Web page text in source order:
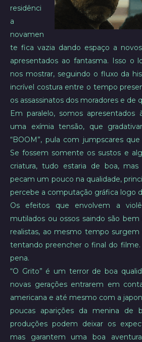
residênci
a
novamen
te fica vazia dando espaço a
apresentados ao fantasma. Isso o
nos mostrar, seguindo o fluxo da
incrível costura entre o tempo
os assassinatos dos moradores e de
Em paralelo, somos apresentados
uma exímia tensão, que
“BOOM”, pula com jumpscares
Se fossem somente os sustos e
criatura, tudo estaria de boa,
pecam um pouco na qualidade,
percebe a computação gráfica logo
Os efeitos que envolvem a
mutilados ou ossos saindo são
realistas, ao mesmo tempo surgem
tentando preencher o final do filme.
pena.
“O Grito” é um terror de boa
novas gerações entrarem em
americana e até mesmo com a
poucas aparições da menina de
produções podem deixar os
mas garantem uma boa